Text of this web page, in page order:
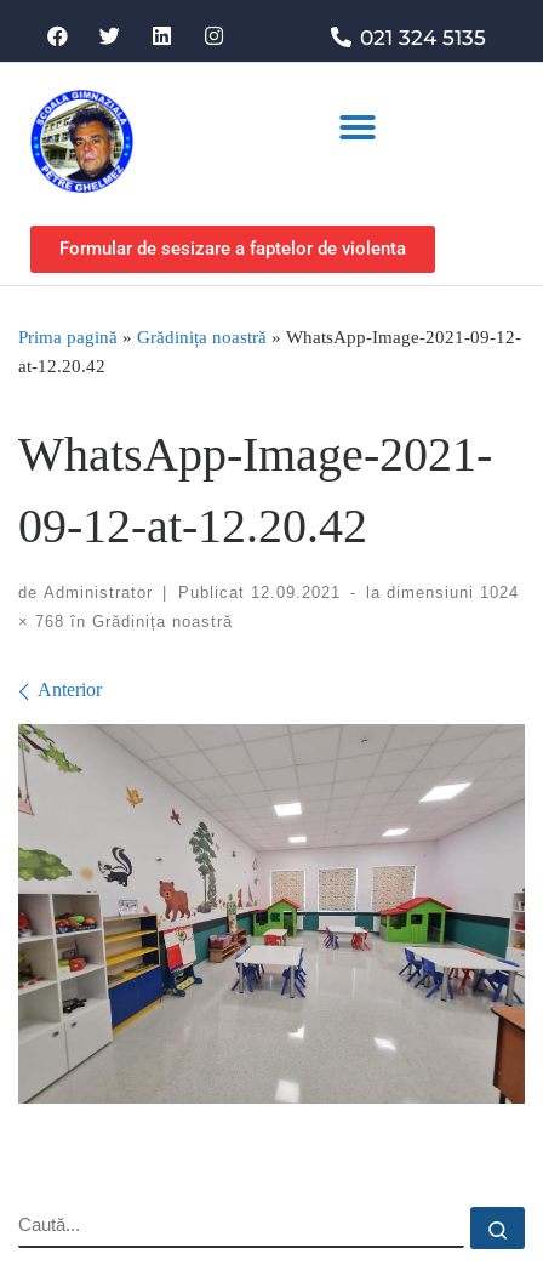
021 324 5135
Formular de sesizare a faptelor de violenta
Prima pagină » Grădinița noastră » WhatsApp-Image-2021-09-12-
at-12.20.42
WhatsApp-Image-2021-
09-12-at-12.20.42
de Administrator | Publicat 12.09.2021 - la dimensiuni 1024
× 768 în Grădinița noastră
Navigare în imagini
Anterior